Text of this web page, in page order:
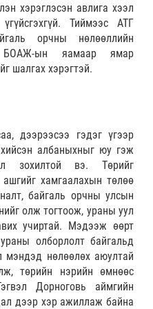
хэрэглэсэн авлига хээл
Тиймээс АТГ
орчны нөлөөллийн
БОАЖ-ын яамаар ямар
шалгах хэрэгтэй.
дээрээсээ гэдэг үгээр
албаныхныг юу гэж
зохилтой вэ. Төрийг
хамгаалахын төлөө
байгаль орчны улсын
олж тогтоож, ураны уул
учиртай. Мэдээж өөрт
олборлолт байгальд
мэндэд нөлөөлөх аюултай
төрийн нэрийн өмнөөс
Дорноговь аймгийн
дээр хэр ажиллаж байна